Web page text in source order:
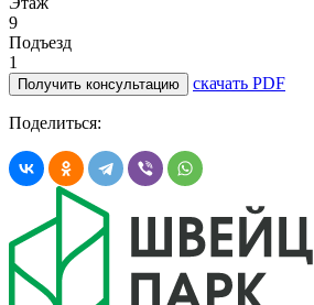
9
Подъезд
1
Получить консультацию скачать PDF
Поделиться: